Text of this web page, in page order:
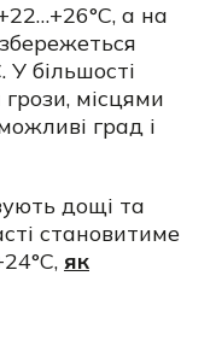
а на
більшості
місцями
град і
дощі та
становитиме
як